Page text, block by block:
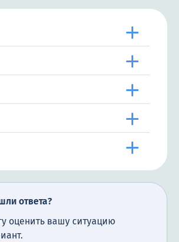
ответа?
оценить вашу ситуацию